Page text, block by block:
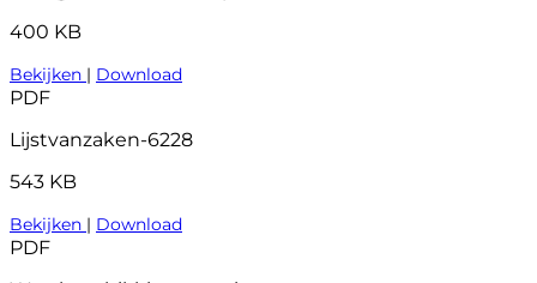
400 KB
Bekijken | Download
PDF
Lijstvanzaken-6228
543 KB
Bekijken | Download
PDF